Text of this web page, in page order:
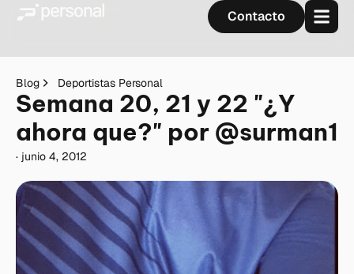
Contacto
Blog Deportistas Personal
Semana 20, 21 y 22 "¿Y
ahora que?" por @surman1
· junio 4, 2012